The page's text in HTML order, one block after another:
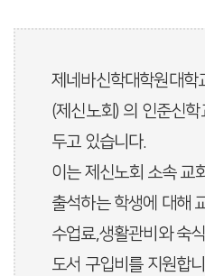
제네바신학대학원대학
(제신노회) 의 인준신
두고 있습니다.
이는 제신노회 소속 교
출석하는 학생에 대해
수업료,생활관비와 숙
도서 구입비를 지원합